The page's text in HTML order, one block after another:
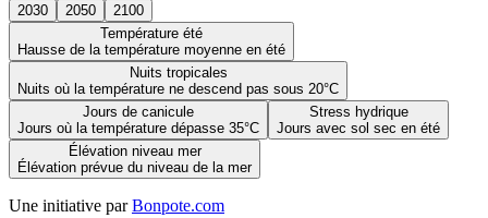
2030 2050
2100
Température été
Hausse de la température moyenne en été
Nuits tropicales
Nuits où la température ne descend pas sous 20°C
Jours de canicule
Jours où la température dépasse 35°C
Stress hydrique
Jours avec sol sec en été
Élévation niveau mer
Élévation prévue du niveau de la mer
Une initiative par Bonpote.com